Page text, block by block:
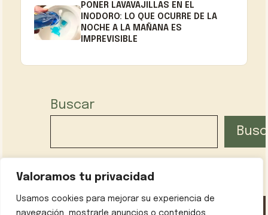
Valoramos tu privacidad
Usamos cookies para mejorar su experiencia de
navegación, mostrarle anuncios o contenidos
PONER LAVAVAJILLAS EN EL
INODORO: LO QUE OCURRE DE LA
NOCHE A LA MAÑANA ES
IMPREVISIBLE
Buscar